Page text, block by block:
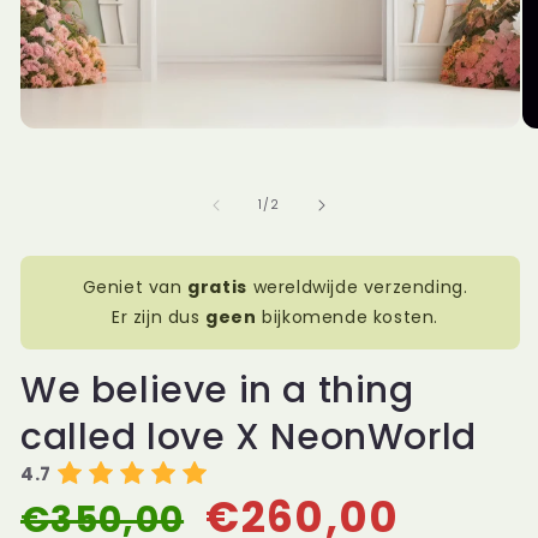
1 /van
2
Geniet van gratis wereldwijde verzending.
Er zijn dus geen bijkomende kosten.
We believe in a thing
called love X NeonWorld
4.7
Normale
€350,00 Aanbiedingsprijs
€260,00